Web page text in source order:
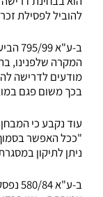
להוביל לפסילת
ב-
המקרה שלפנינו,
מודעים לדרישה
בכך משום פגם במובן סעיף 23(ב)
"ככל האפשר
ניתן לתיקון במסגרת סעיף 25
ב-